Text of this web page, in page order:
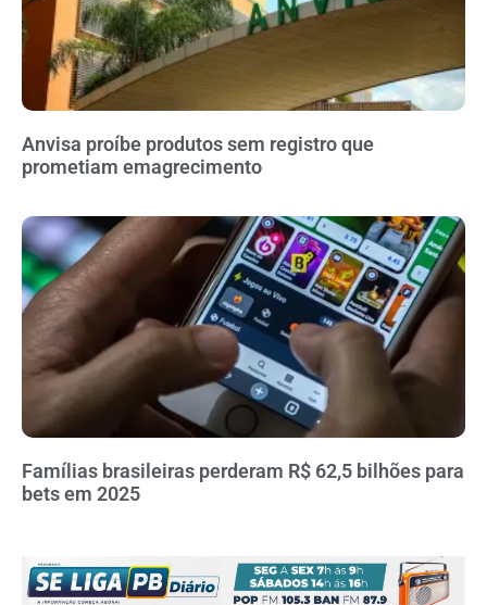
Anvisa proíbe produtos sem registro que
prometiam emagrecimento
Famílias brasileiras perderam R$ 62,5 bilhões para
bets em 2025